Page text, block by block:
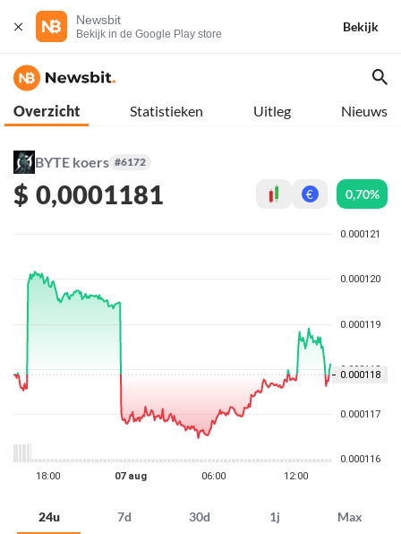
Newsbit
Bekijk in de Google Play store
Bekijk
Overzicht Statistieken Uitleg Nieuws
BYTE koers #6172
$ 0,0001181 € 0,70%
24u 7d 30d 1j Max